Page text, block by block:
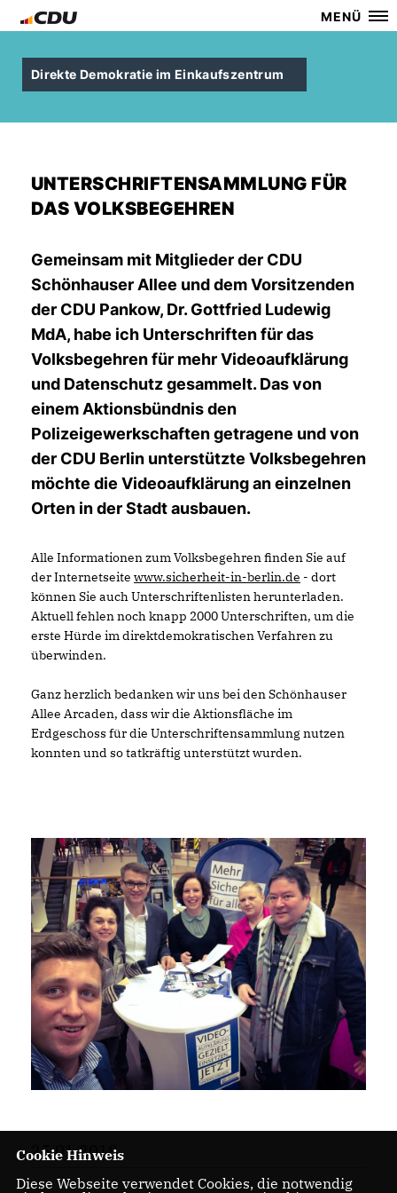
MENÜ
Direkte Demokratie im Einkaufszentrum
UNTERSCHRIFTENSAMMLUNG FÜR
DAS VOLKSBEGEHREN
Gemeinsam mit Mitglieder der CDU
Schönhauser Allee und dem Vorsitzenden
der CDU Pankow, Dr. Gottfried Ludewig
MdA, habe ich Unterschriften für das
Volksbegehren für mehr Videoaufklärung
und Datenschutz gesammelt. Das von
einem Aktionsbündnis den
Polizeigewerkschaften getragene und von
der CDU Berlin unterstützte Volksbegehren
möchte die Videoaufklärung an einzelnen
Orten in der Stadt ausbauen.
Alle Informationen zum Volksbegehren finden Sie auf
der Internetseite www.sicherheit-in-berlin.de - dort
können Sie auch Unterschriftenlisten herunterladen.
Aktuell fehlen noch knapp 2000 Unterschriften, um die
erste Hürde im direktdemokratischen Verfahren zu
überwinden.
Ganz herzlich bedanken wir uns bei den Schönhauser
Allee Arcaden, dass wir die Aktionsfläche im
Erdgeschoss für die Unterschriftensammlung nutzen
konnten und so tatkräftig unterstützt wurden.
25.01.2018
Cookie Hinweis
Diese Webseite verwendet Cookies, die notwendig